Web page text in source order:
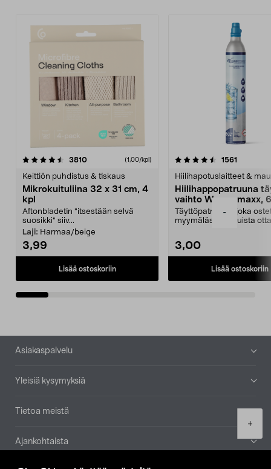
-
+
3810arvostelut (1,00/kpl)
Keittiön puhdistus & tiskaus
Mikrokuituliina 32 x 31 cm, 4
kpl
Aftonbladetin "itsestään selvä
suosikki" siiv...
Laji: Harmaa/beige
3,99
Lisää ostoskoriin
4.5viidestä
1561
Hiilihapotuslaitteet &
Hiilihappopatruuna
vaihto Wassermaxx,
Täyttöpatruuna, joka
myymälästä – muista
3,00
Lisää ostoskoriin
4.5viidestä
Alatunniste
Asiakaspalvelu
Yleisiä kysymyksiä
Tietoa meistä
Ajankohtaista